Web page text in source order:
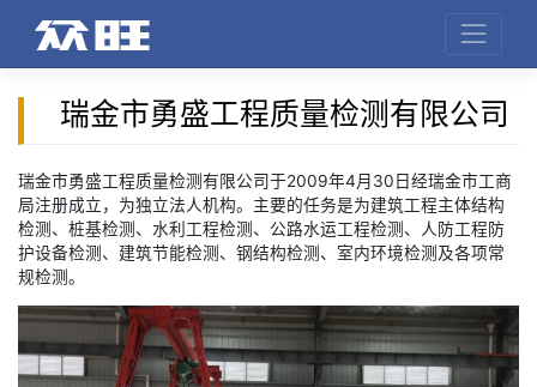
瑞金市勇盛工程质量检测有限公司
瑞金市勇盛工程质量检测有限公司于2009年4月30日经瑞金市工商
局注册成立，为独立法人机构。主要的任务是为建筑工程主体结构
检测、桩基检测、水利工程检测、公路水运工程检测、人防工程防
护设备检测、建筑节能检测、钢结构检测、室内环境检测及各项常
规检测。